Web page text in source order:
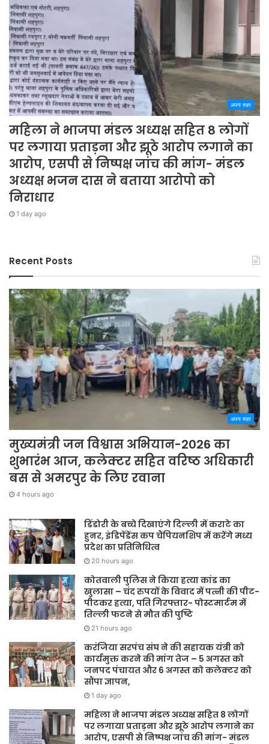
अपना शहर
महिला ने भाजपा मंडल अध्यक्ष सहित 8 लोगों
पर लगाया प्रताड़ना और झूठे आरोप लगाने का
आरोप, एसपी से निष्पक्ष जांच की मांग- मंडल
अध्यक्ष भजन दास ने बताया आरोपो को
निराधार
1 day ago
Recent Posts
अपना शहर
मुख्यमंत्री जन विश्वास अभियान-2026 का
शुभारंभ आज, कलेक्टर सहित वरिष्ठ अधिकारी
बस से अमरपुर के लिए रवाना
4 hours ago
डिंडोरी के बच्चे दिखाएंगे दिल्ली में कराटे का
हुनर, इंडिपेंडेंस कप चैंपियनशिप में करेंगे मध्य
प्रदेश का प्रतिनिधित्व
20 hours ago
कोतवाली पुलिस ने किया हत्या कांड का
खुलासा – चंद रुपयों के विवाद में पत्नी की पीट-
पीटकर हत्या, पति गिरफ्तार- पोस्टमार्टम में
तिल्ली फटने से मौत की पुष्टि
21 hours ago
करंजिया सरपंच संघ ने की सहायक यंत्री को
कार्यमुक्त करने की मांग तेज – 5 अगस्त को
जनपद पंचायत और 6 अगस्त को कलेक्टर को
सौंपा ज्ञापन,
1 day ago
महिला ने भाजपा मंडल अध्यक्ष सहित 8 लोगों
पर लगाया प्रताड़ना और झूठे आरोप लगाने का
आरोप, एसपी से निष्पक्ष जांच की मांग- मंडल